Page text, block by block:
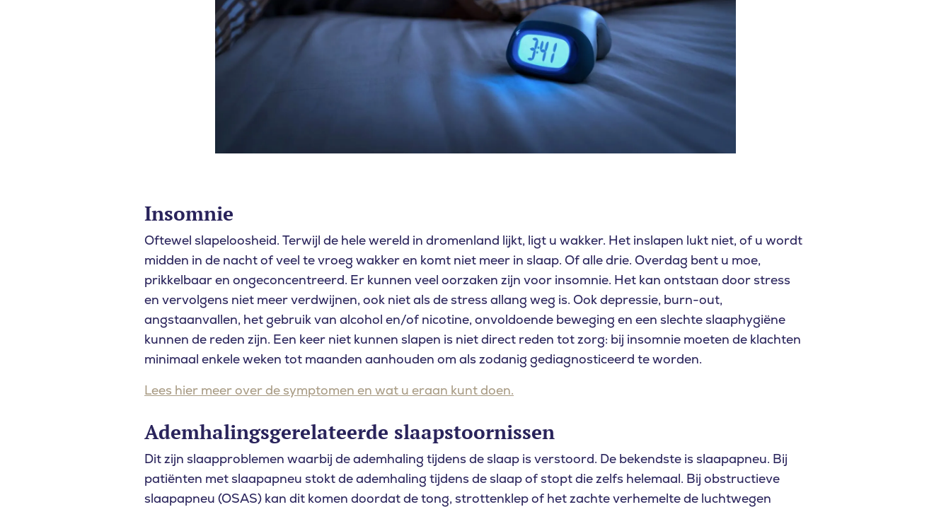
Insomnie
Oftewel slapeloosheid. Terwijl de hele wereld in dromenland lijkt, ligt u wakker. Het inslapen lukt niet, of u wordt
midden in de nacht of veel te vroeg wakker en komt niet meer in slaap. Of alle drie. Overdag bent u moe,
prikkelbaar en ongeconcentreerd. Er kunnen veel oorzaken zijn voor insomnie. Het kan ontstaan door stress
en vervolgens niet meer verdwijnen, ook niet als de stress allang weg is. Ook depressie, burn-out,
angstaanvallen, het gebruik van alcohol en/of nicotine, onvoldoende beweging en een slechte slaaphygiëne
kunnen de reden zijn. Een keer niet kunnen slapen is niet direct reden tot zorg: bij insomnie moeten de klachten
minimaal enkele weken tot maanden aanhouden om als zodanig gediagnosticeerd te worden.
Lees hier meer over de symptomen en wat u eraan kunt doen.
Ademhalingsgerelateerde slaapstoornissen
Dit zijn slaapproblemen waarbij de ademhaling tijdens de slaap is verstoord. De bekendste is slaapapneu. Bij
patiënten met slaapapneu stokt de ademhaling tijdens de slaap of stopt die zelfs helemaal. Bij obstructieve
slaapapneu (OSAS) kan dit komen doordat de tong, strottenklep of het zachte verhemelte de luchtwegen